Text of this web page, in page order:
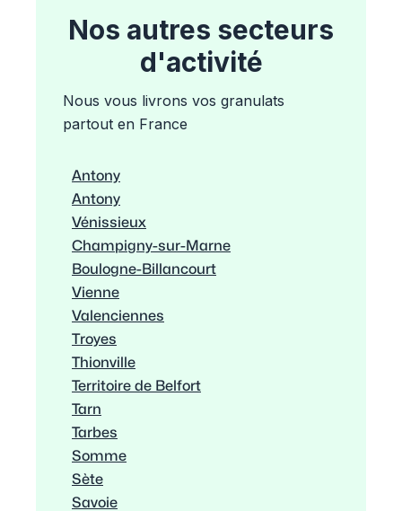
Nos autres secteurs
d'activité
Nous vous livrons vos granulats
partout en France
Antony
Antony
Vénissieux
Champigny-sur-Marne
Boulogne-Billancourt
Vienne
Valenciennes
Troyes
Thionville
Territoire de Belfort
Tarn
Tarbes
Somme
Sète
Savoie